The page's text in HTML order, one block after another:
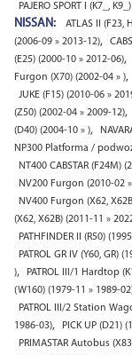
PAJERO SPORT I (K7_,
NISSAN: ATLAS II (F23,
(2006-09 » 2013-12),
(E25) (2000-10 » 2012-06),
Furgon (X70) (2002-04 » ),
JUKE (F15) (2010-06 »
(Z50) (2002-04 » 2009-12),
(D40) (2004-10 » ),
NP300 Platforma /
NT400 CABSTAR (F24M)
NV200 Furgon (2010-02
NV400 Furgon (X62,
(X62, X62B) (2011-11 »
PATHFINDER II (R50)
PATROL GR IV (Y60, GR)
), PATROL III/1 Hardtop
(W160) (1979-11 » 1989-
PATROL III/2 Station
1986-03), PICK UP (D21)
PRIMASTAR Autobus